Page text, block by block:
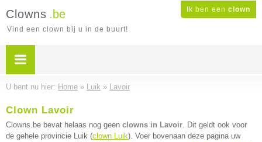
Ik ben een clown
Clowns .be
Vind een clown bij u in de buurt!
U bent nu hier: Home » Luik » Lavoir
Clown Lavoir
Clowns.be bevat helaas nog geen clowns in Lavoir. Dit geldt ook voor
de gehele provincie Luik (clown Luik). Voer bovenaan deze pagina uw